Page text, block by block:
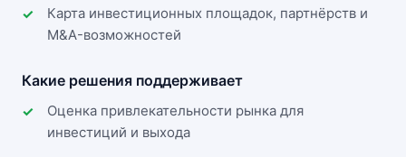
Карта инвестиционных площадок, партнёрств и
M&A-возможностей
Какие решения поддерживает
Оценка привлекательности рынка для
инвестиций и выхода